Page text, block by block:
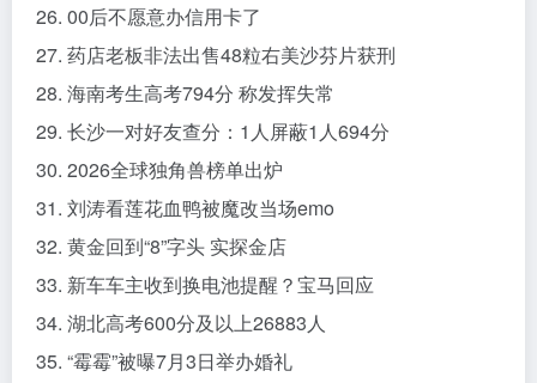
26. 00后不愿意办信用卡了
27. 药店老板非法出售48粒右美沙芬片获刑
28. 海南考生高考794分 称发挥失常
29. 长沙一对好友查分：1人屏蔽1人694分
30. 2026全球独角兽榜单出炉
31. 刘涛看莲花血鸭被魔改当场emo
32. 黄金回到“8”字头 实探金店
33. 新车车主收到换电池提醒？宝马回应
34. 湖北高考600分及以上26883人
35. “霉霉”被曝7月3日举办婚礼